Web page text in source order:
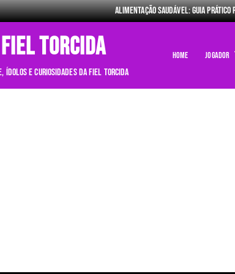
Alimentação Saudável: Guia Prático
TORCIDA
ídolos e curiosidades da Fiel torcida
Home Jogador